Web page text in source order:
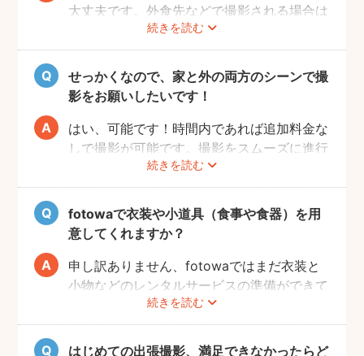
続きを読む
大丈夫です。外食先などで撮影される場合は
正装が良いでしょう。正装の場合、赤ちゃん
が和装であればご家族も和装と格を揃えるこ
とが必要になりますので、事前に家族全員の
服装を決めておくことがおすすめです。
せっかくなので、家と外の両方のシーンで撮
影をお願いしたいです！
続きを読む
はい、可能です！時間内であれば追加料金な
しで撮影が可能です。撮影をスムーズに進行
させるために、事前にその旨をフォトグラフ
ァーにお伝えいただけると幸いです。
fotowaで衣装や小道具（食事や食器）を用
意してくれますか？
続きを読む
申し訳ありません、fotowaではまだ衣装と
小物などのレンタルサービスの準備ができて
おりませんので、お客様ご自身にご用意をお
願いしております。
はじめての出張撮影、満足できなかったらど